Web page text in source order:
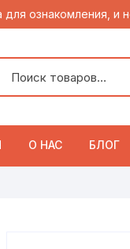
ознакомления,
О НАС БЛОГ